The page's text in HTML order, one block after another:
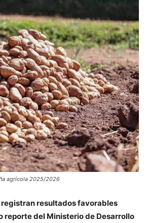
agrícola 2025/2026
registran resultados favorables
reporte del Ministerio de Desarrollo